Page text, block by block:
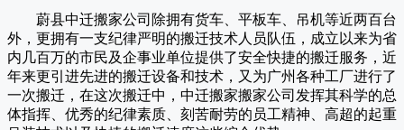
蔚县中迁搬家公司除拥有货车、平板车、吊机等近两百台
外，更拥有一支纪律严明的搬迁技术人员队伍，成立以来为省
内几百万的市民及企事业单位提供了安全快捷的搬迁服务，近
年来更引进先进的搬迁设备和技术，又为广州各种工厂进行了
一次搬迁，在这次搬迁中， 中迁搬家搬家公司发挥其科学的总
体指挥、优秀的纪律素质、刻苦耐劳的员工精神、高超的起重